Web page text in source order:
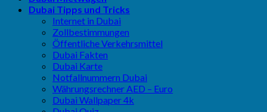
Dubai Tipps und Tricks
Internet in Dubai
Zollbestimmungen
Öffentliche Verkehrsmittel
Dubai Fakten
Dubai Karte
Notfallnummern Dubai
Währungsrechner AED – Euro
Dubai Wallpaper 4k